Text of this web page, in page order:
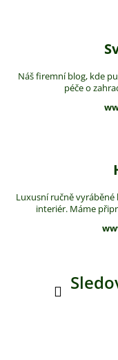
Náš firemní blog, kde
péče o
Luxusní ručně
interiér. Máme